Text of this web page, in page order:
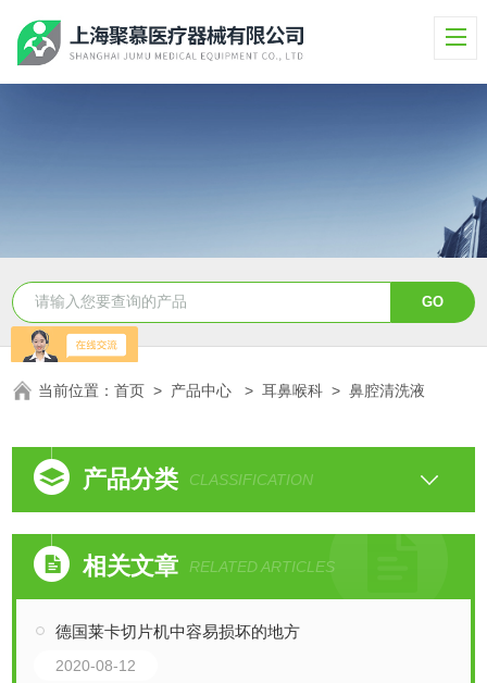
当前位置：首页 > 产品中心 >耳鼻喉科 >鼻腔清洗液
产品分类 CLASSIFICATION
相关文章 RELATED ARTICLES
德国莱卡切片机中容易损坏的地方
2020-08-12